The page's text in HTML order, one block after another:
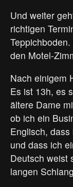
Und weiter
richtigen
den Motel-
Nach einigem
Es ist 13h, es
ältere Dame
ob ich ein
Englisch,
und dass ich
Deutsch weist
langen